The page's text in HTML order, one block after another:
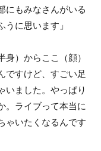
にもみなさんがいる
うに思います」
身）からここ（顔）
ですけど、すごい足
いました。やっぱり
。ライブって本当に
ゃいたくなるんです